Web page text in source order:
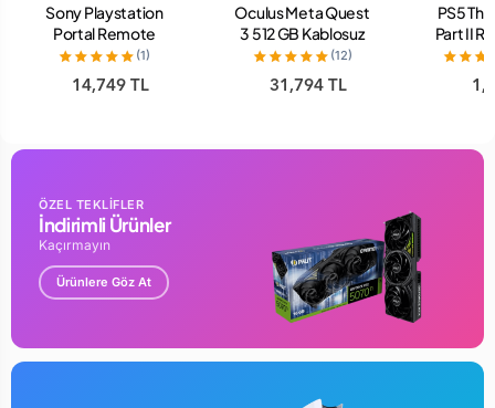
Sony Playstation
Portal Remote
Player Beyaz
(1)
14,749 TL
Oculus Meta Quest
3 512 GB Kablosuz
Sanal Gerçeklik
Gözlüğü
(12)
31,794 TL
PS5
Part II
ÖZEL TEKLİFLER
İndirimli Ürünler
Kaçırmayın
Ürünlere Göz At